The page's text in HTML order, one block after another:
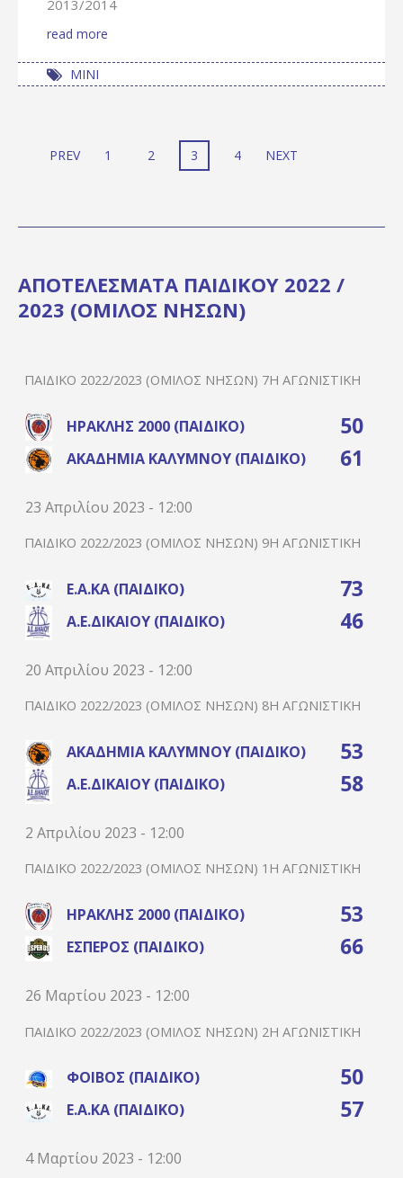
2013/2014
read more
ΜΙΝΙ
PREV 1 2 3 4 NEXT
ΑΠΟΤΕΛΕΣΜΑΤΑ ΠΑΙΔΙΚΟΥ 2022 /
2023 (ΟΜΙΛΟΣ ΝΗΣΩΝ)
ΠΑΙΔΙΚΌ 2022/2023 (ΌΜΙΛΟΣ ΝΉΣΩΝ) 7Η ΑΓΩΝΙΣΤΙΚΉ
ΗΡΑΚΛΉΣ 2000 (ΠΑΙΔΙΚΌ) 50
ΑΚΑΔΗΜΊΑ ΚΑΛΎΜΝΟΥ (ΠΑΙΔΙΚΌ) 61
23 Απριλίου 2023 - 12:00
ΠΑΙΔΙΚΌ 2022/2023 (ΌΜΙΛΟΣ ΝΉΣΩΝ) 9Η ΑΓΩΝΙΣΤΙΚΉ
Ε.Α.ΚΑ (ΠΑΙΔΙΚΌ) 73
Α.Ε.ΔΙΚΑΊΟΥ (ΠΑΙΔΙΚΌ) 46
20 Απριλίου 2023 - 12:00
ΠΑΙΔΙΚΌ 2022/2023 (ΌΜΙΛΟΣ ΝΉΣΩΝ) 8Η ΑΓΩΝΙΣΤΙΚΉ
ΑΚΑΔΗΜΊΑ ΚΑΛΎΜΝΟΥ (ΠΑΙΔΙΚΌ) 53
Α.Ε.ΔΙΚΑΊΟΥ (ΠΑΙΔΙΚΌ) 58
2 Απριλίου 2023 - 12:00
ΠΑΙΔΙΚΌ 2022/2023 (ΌΜΙΛΟΣ ΝΉΣΩΝ) 1Η ΑΓΩΝΙΣΤΙΚΉ
ΗΡΑΚΛΉΣ 2000 (ΠΑΙΔΙΚΌ) 53
ΈΣΠΕΡΟΣ (ΠΑΙΔΙΚΌ) 66
26 Μαρτίου 2023 - 12:00
ΠΑΙΔΙΚΌ 2022/2023 (ΌΜΙΛΟΣ ΝΉΣΩΝ) 2Η ΑΓΩΝΙΣΤΙΚΉ
ΦΟΊΒΟΣ (ΠΑΙΔΙΚΌ) 50
Ε.Α.ΚΑ (ΠΑΙΔΙΚΌ) 57
4 Μαρτίου 2023 - 12:00